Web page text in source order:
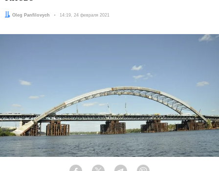
Автор:
Oleg Panfilovych Дата:
14:19, 24 февраля 2021